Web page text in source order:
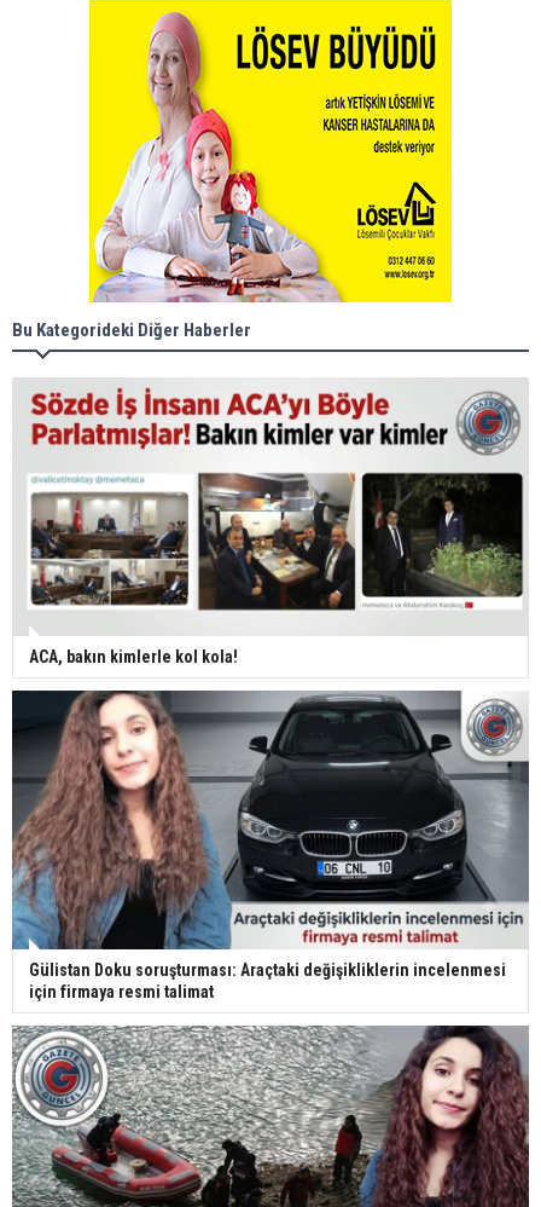
Bu Kategorideki Diğer Haberler
ACA, bakın kimlerle kol kola!
Gülistan Doku soruşturması: Araçtaki değişikliklerin incelenmesi
için firmaya resmi talimat